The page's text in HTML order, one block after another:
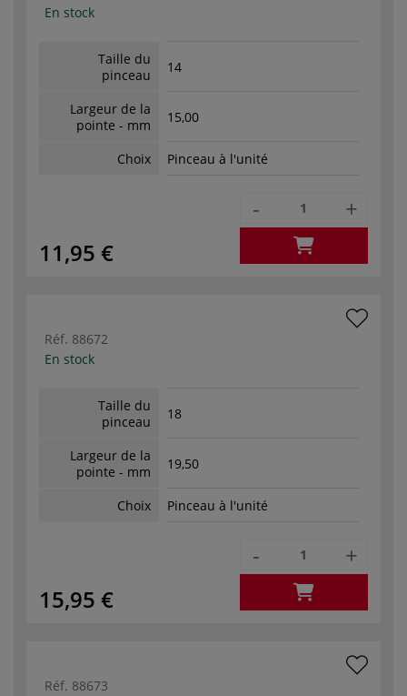
En stock
Taille du
pinceau
14
Largeur de la
pointe - mm
15,00
Choix Pinceau à l'unité
11,95 €
- +
Réf. 88672
En stock
Taille du
pinceau
18
Largeur de la
pointe - mm
19,50
Choix Pinceau à l'unité
15,95 €
- +
Réf. 88673